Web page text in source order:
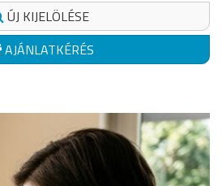
ÚJ KIJELÖLÉSE
AJÁNLATKÉRÉS